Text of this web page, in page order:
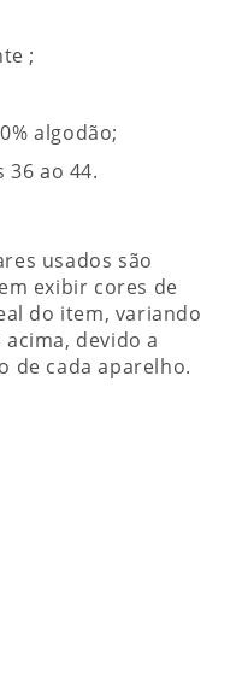
;
algodão;
36 ao 44.
usados são
exibir cores de
do item, variando
devido a
de cada aparelho.